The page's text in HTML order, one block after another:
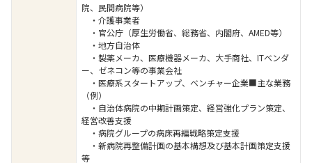
院、民間病院等）
・介護事業者
・官公庁（厚生労働省、総務省、内閣府、AMED等）
・地方自治体
・製薬メーカ、医療機器メーカ、大手商社、ITベンダ
ー、ゼネコン等の事業会社
・医療系スタートアップ、ベンチャー企業■主な業務
（例）
・自治体病院の中期計画策定、経営強化プラン策定、
経営改善支援
・病院グループの病床再編戦略策定支援
・新病院再整備計画の基本構想及び基本計画策定支援
等